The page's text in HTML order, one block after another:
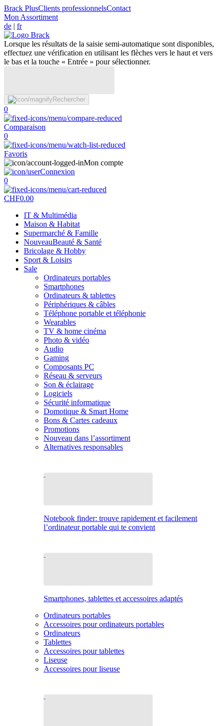
Brack PlusClients professionnelsContact
Mon Assortiment
de | fr
Lorsque les résultats de la saisie semi-automatique sont disponibles,
effectuez une vérification en utilisant les flèches vers le haut et vers
le bas et la touche « Entrée » pour sélectionner.
Rechercher
0
Comparaison
0
Favoris
Mon compte
Connexion
0
CHF0.00
IT & Multimédia
Maison & Habitat
Supermarché & Famille
NouveauBeauté & Santé
Bricolage & Hobby
Sport & Loisirs
Sale
Ordinateurs portables
Smartphones
Ordinateurs & tablettes
Périphériques & câbles
Téléphone portable et téléphonie
Wearables
TV & home cinéma
Photo & vidéo
Audio
Gaming
Composants PC
Réseau & serveurs
Son & éclairage
Logiciels
Sécurité informatique
Domotique & Smart Home
Bons & Cartes cadeaux
Promotions
Nouveau dans l’assortiment
Alternatives responsables
Notebook finder: trouve rapidement et facilement
l’ordinateur portable qui te convient
Smartphones, tablettes et accessoires adaptés
Ordinateurs portables
Accessoires pour ordinateurs portables
Ordinateurs
Tablettes
Accessoires pour tablettes
Liseuse
Accessoires pour liseuse